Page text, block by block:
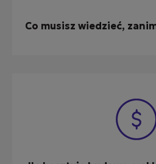
Co musisz wiedzieć,